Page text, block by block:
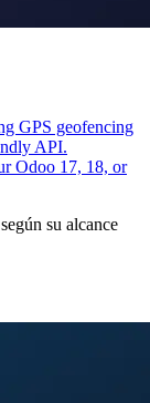
GPS geofencing
API.
Odoo 17, 18, or
su alcance